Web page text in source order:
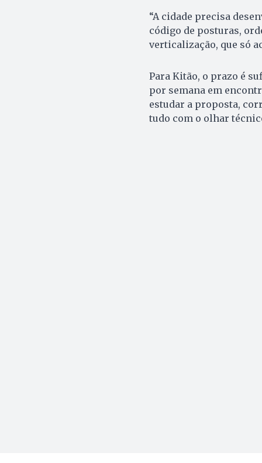
“A cidade precisa
código de posturas,
verticalização, que só
Para Kitão, o prazo é
por semana em
estudar a proposta,
tudo com o olhar